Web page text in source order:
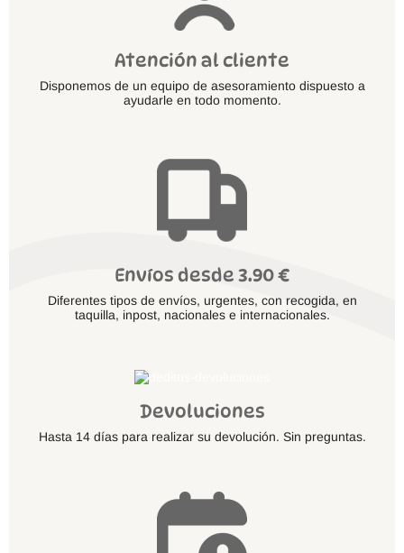
Atención al cliente
Disponemos de un equipo de asesoramiento dispuesto a
ayudarle en todo momento.
Envíos desde 3.90 €
Diferentes tipos de envíos, urgentes, con recogida, en
taquilla, inpost, nacionales e internacionales.
Devoluciones
Hasta 14 días para realizar su devolución. Sin preguntas.